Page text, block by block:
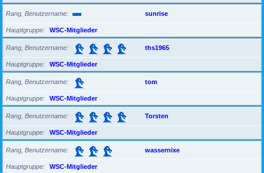
Rang, Benutzername sunrise
Hauptgruppe WSC-Mitglieder
Rang, Benutzername ths1965
Hauptgruppe WSC-Mitglieder
Rang, Benutzername tom
Hauptgruppe WSC-Mitglieder
Rang, Benutzername Torsten
Hauptgruppe WSC-Mitglieder
Rang, Benutzername wassernixe
Hauptgruppe WSC-Mitglieder